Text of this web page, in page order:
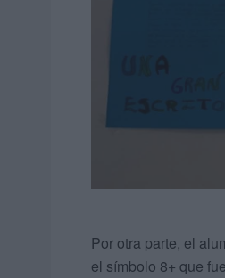
Por otra parte, el
el símbolo 8+ que